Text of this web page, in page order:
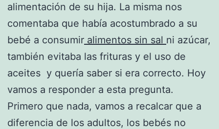
alimentación de su hija. La misma nos
comentaba que había acostumbrado a su
bebé a consumir alimentos sin sal ni azúcar,
también evitaba las frituras y el uso de
aceites y quería saber si era correcto. Hoy
vamos a responder a esta pregunta.
Primero que nada, vamos a recalcar que a
diferencia de los adultos, los bebés no